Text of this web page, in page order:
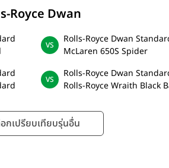
Royce Dwan
Rolls-Royce Dwan
McLaren 650S Spider
Rolls-Royce Dwan
Rolls-Royce Wraith Black
อกเปรียบเทียบรุ่นอื่น